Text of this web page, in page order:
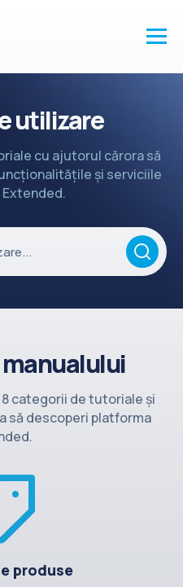
utilizare
cu ajutorul cărora să
și serviciile
categorii de tutoriale și
să descoperi platforma
produse